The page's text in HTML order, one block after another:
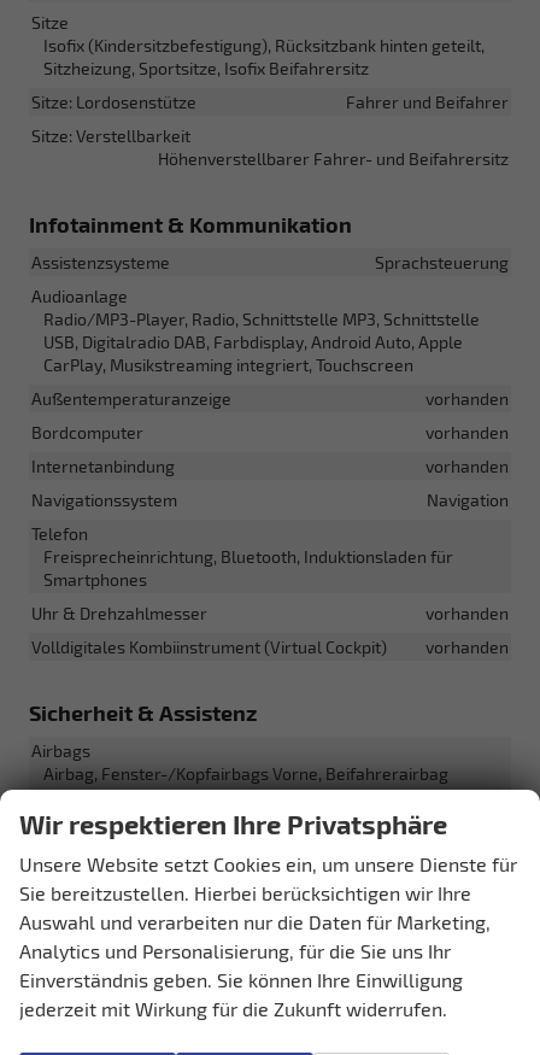
Sitze
Isofix (Kindersitzbefestigung), Rücksitzbank hinten geteilt,
Sitzheizung, Sportsitze, Isofix Beifahrersitz
Sitze: Lordosenstütze
Fahrer und Beifahrer
Sitze: Verstellbarkeit
Höhenverstellbarer Fahrer- und Beifahrersitz
Infotainment & Kommunikation
Assistenzsysteme
Sprachsteuerung
Audioanlage
Radio/MP3-Player, Radio, Schnittstelle MP3, Schnittstelle
USB, Digitalradio DAB, Farbdisplay, Android Auto, Apple
CarPlay, Musikstreaming integriert, Touchscreen
Außentemperaturanzeige
vorhanden
Bordcomputer
vorhanden
Internetanbindung
vorhanden
Navigationssystem
Navigation
Telefon
Freisprecheinrichtung, Bluetooth, Induktionsladen für
Smartphones
Uhr & Drehzahlmesser
vorhanden
Volldigitales Kombiinstrument (Virtual Cockpit)
vorhanden
Sicherheit & Assistenz
Airbags
Airbag, Fenster-/Kopfairbags Vorne, Beifahrerairbag
abschaltbar, Seitenairbags Vorne, Beifahrerairbag
Assistenzsysteme
Berganfahrassistent, Spurhalteassistent,
Spurwechselassistent, Fußgängererkennung,
Abstandstempomat adaptiv (ACC),
Verkehrzeichenerkennung, Toter-Winkel-Assistent,
Müdigkeitserkennungs-Sensor, Sprachassistent,
Notrufsystem, Autonomes Notbremssystem,
Abstandswarner, Geschwindigkeitsbegrenzer
Wir respektieren Ihre Privatsphäre
Unsere Website setzt Cookies ein, um unsere Dienste für
Sie bereitzustellen. Hierbei berücksichtigen wir Ihre
Auswahl und verarbeiten nur die Daten für Marketing,
Analytics und Personalisierung, für die Sie uns Ihr
Einverständnis geben. Sie können Ihre Einwilligung
jederzeit mit Wirkung für die Zukunft widerrufen.